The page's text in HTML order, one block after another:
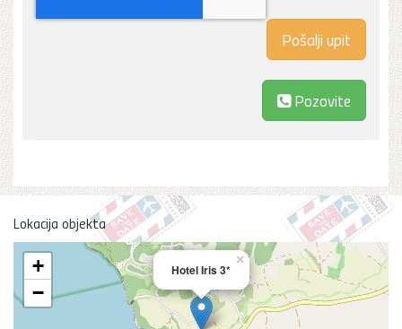
Pozovite
Lokacija objekta
Hotel Iris 3*
×
+
−